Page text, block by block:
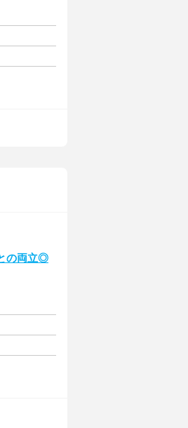
の両立◎